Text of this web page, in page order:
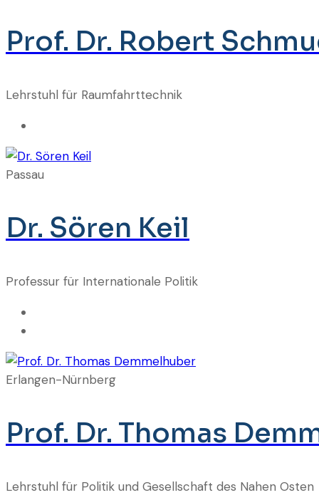
Prof. Dr. Robert
Lehrstuhl für Raumfahrttechnik
Passau
Dr. Sören Keil
Professur für Internationale Politik
Erlangen-Nürnberg
Prof. Dr. Thomas
Lehrstuhl für Politik und Gesellschaft des Nahen Osten